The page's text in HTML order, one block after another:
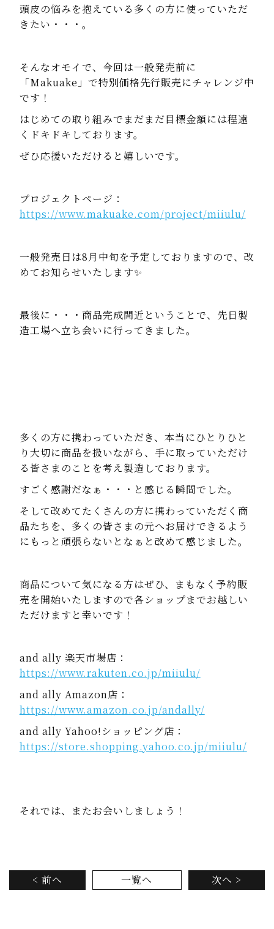
頭皮の悩みを抱えている多くの方に使っていただ
きたい・・・。
そんなオモイで、今回は一般発売前に
「Makuake」で特別価格先行販売にチャレンジ中
です！
はじめての取り組みでまだまだ目標金額には程遠
くドキドキしております。
ぜひ応援いただけると嬉しいです。
プロジェクトページ：
https://www.makuake.com/project/miiulu/
一般発売日は8月中旬を予定しておりますので、改
めてお知らせいたします✨
最後に・・・商品完成間近ということで、先日製
造工場へ立ち会いに行ってきました。
多くの方に携わっていただき、本当にひとりひと
り大切に商品を扱いながら、手に取っていただけ
る皆さまのことを考え製造しております。
すごく感謝だなぁ・・・と感じる瞬間でした。
そして改めてたくさんの方に携わっていただく商
品たちを、多くの皆さまの元へお届けできるよう
にもっと頑張らないとなぁと改めて感じました。
商品について気になる方はぜひ、まもなく予約販
売を開始いたしますので各ショップまでお越しい
ただけますと幸いです！
and ally 楽天市場店：
https://www.rakuten.co.jp/miiulu/
and ally Amazon店：
https://www.amazon.co.jp/andally/
and ally Yahoo!ショッピング店：
https://store.shopping.yahoo.co.jp/miiulu/
それでは、またお会いしましょう！
< 前へ 一覧へ 次へ >